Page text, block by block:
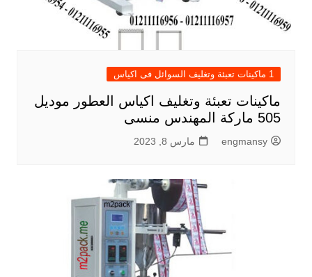
1 ماكينات تعبئة وتغليف السوائل فى اكياس
ماكينات تعبئة وتغليف اكياس العطور موديل
505 ماركة المهندس منسى
engmansy مارس 8, 2023